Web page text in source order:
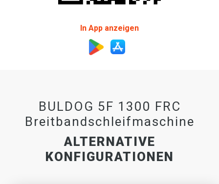
In App anzeigen
BULDOG 5F 1300 FRC
Breitbandschleifmaschine
ALTERNATIVE
KONFIGURATIONEN